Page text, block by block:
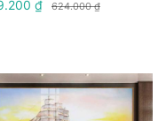
₫ 624.000 ₫